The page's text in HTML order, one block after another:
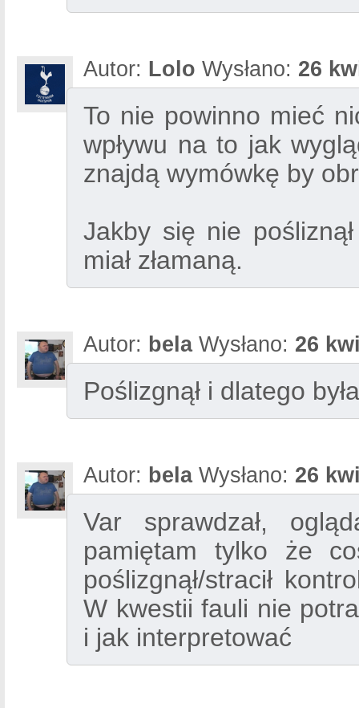
Autor: Lolo Wysłano: 26
To nie powinno mieć
wpływu na to jak
znajdą wymówkę by
Jakby się nie
miał złamaną.
Autor: belaWysłano: 26
Poślizgnął i dlatego
Autor: belaWysłano: 26
Var sprawdzał,
pamiętam tylko że
poślizgnął/stracił
W kwestii fauli nie
i jak interpretować